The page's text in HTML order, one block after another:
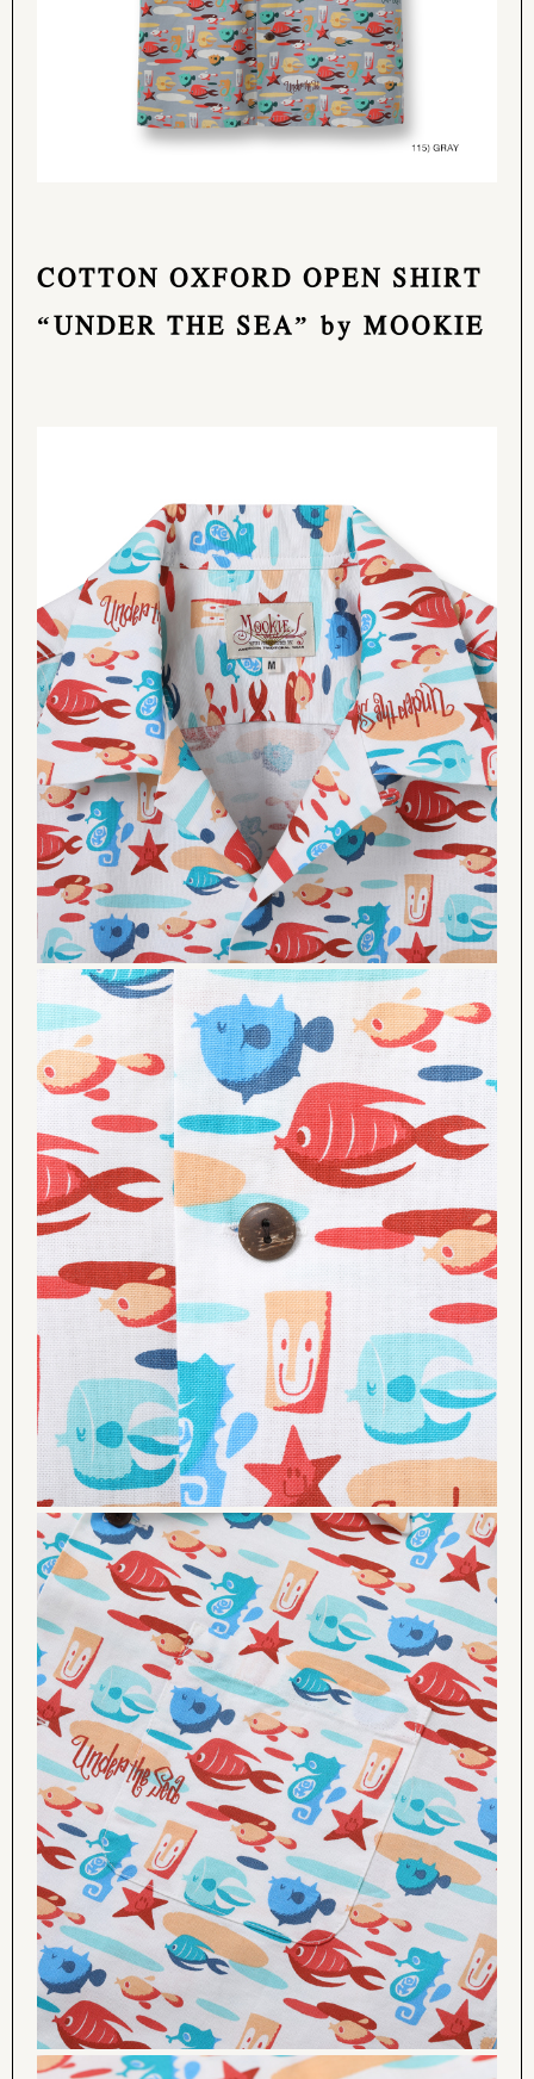
COTTON OXFORD OPEN SHIRT
“UNDER THE SEA” by MOOKIE